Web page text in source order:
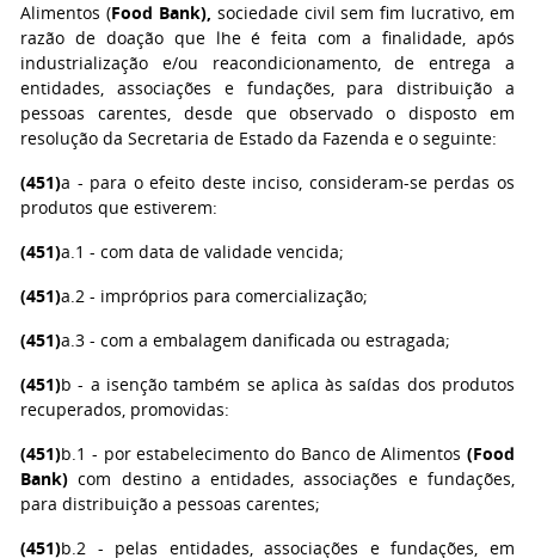
Alimentos (Food Bank), sociedade civil sem fim lucrativo, em
razão de doação que lhe é feita com a finalidade, após
industrialização e/ou reacondicionamento, de entrega a
entidades, associações e fundações, para distribuição a
pessoas carentes, desde que observado o disposto em
resolução da Secretaria de Estado da Fazenda e o seguinte:
(451)a - para o efeito deste inciso, consideram-se perdas os
produtos que estiverem:
(451)a.1 - com data de validade vencida;
(451)a.2 - impróprios para comercialização;
(451)a.3 - com a embalagem danificada ou estragada;
(451)b - a isenção também se aplica às saídas dos produtos
recuperados, promovidas:
(451)b.1 - por estabelecimento do Banco de Alimentos (Food
Bank) com destino a entidades, associações e fundações,
para distribuição a pessoas carentes;
(451)b.2 - pelas entidades, associações e fundações, em